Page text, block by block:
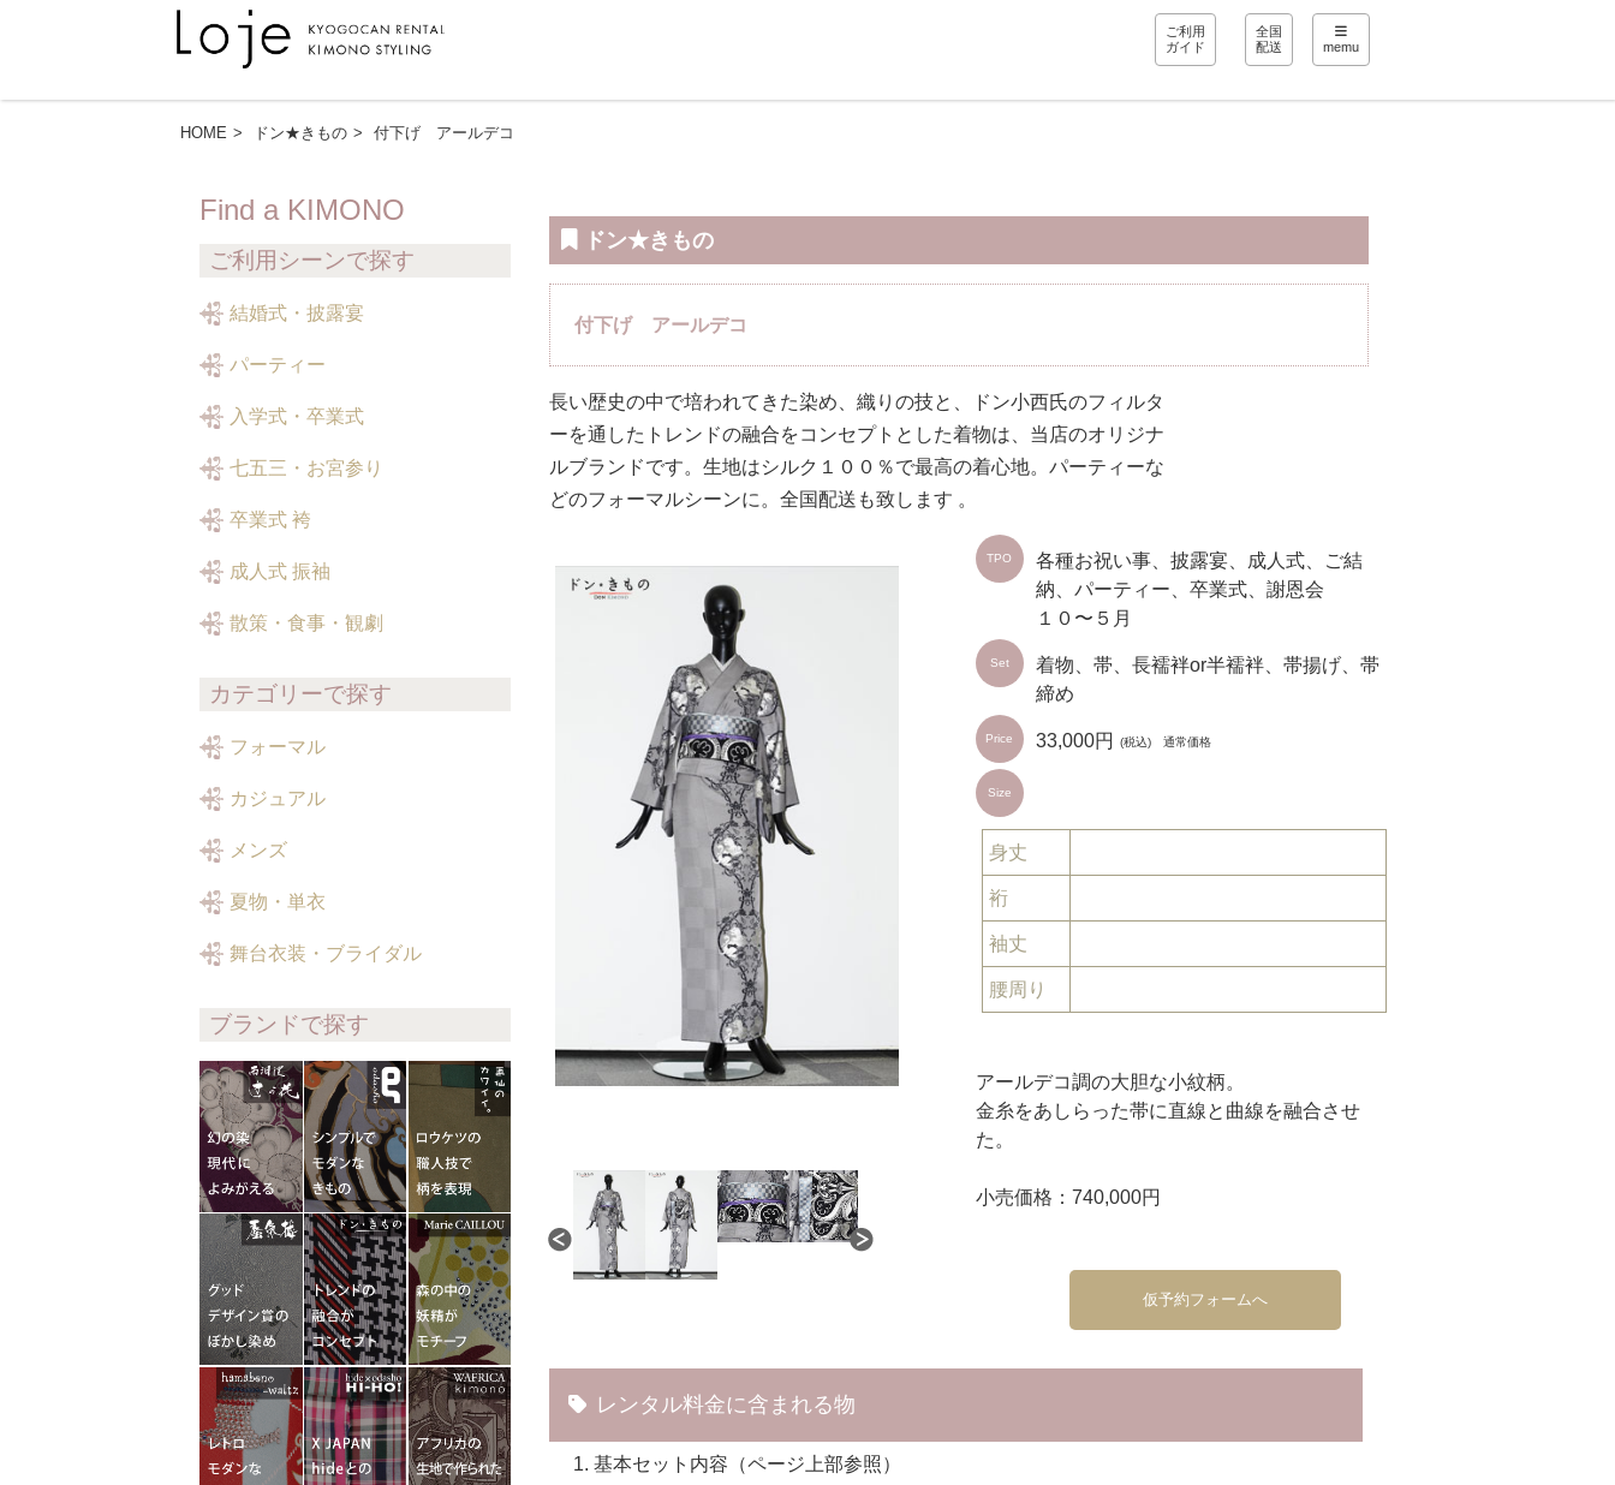
ご利用
ガイド
全国
配送
memu
HOME ドン★きもの 付下げ アールデコ
ドン★きもの
付下げ アールデコ
長い歴史の中で培われてきた染め、織りの技と、ドン小西氏のフィルタ
ーを通したトレンドの融合をコンセプトとした着物は、当店のオリジナ
ルブランドです。生地はシルク１００％で最高の着心地。パーティーな
どのフォーマルシーンに。全国配送も致します 。
TPO
各種お祝い事、披露宴、成人式、ご結
納、パーティー、卒業式、謝恩会
１０〜５月
Set
着物、帯、長襦袢or半襦袢、帯揚げ、帯
締め
Price 33,000円 (税込) 通常価格
Size
身丈
裄
袖丈
腰周り
アールデコ調の大胆な小紋柄。
金糸をあしらった帯に直線と曲線を融合させ
た。
小売価格：740,000円
仮予約フォームへ
レンタル料金に含まれる物
基本セット内容（ページ上部参照）
Find a KIMONO
ご利用シーンで探す
結婚式・披露宴
パーティー
入学式・卒業式
七五三・お宮参り
卒業式 袴
成人式 振袖
散策・食事・観劇
カテゴリーで探す
フォーマル
カジュアル
メンズ
夏物・単衣
舞台衣装・ブライダル
ブランドで探す